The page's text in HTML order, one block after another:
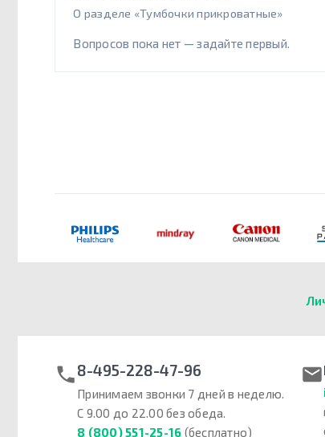
О разделе «Тумбочки прикроватные»
Вопросов пока нет — задайте первый.
8-495-228-47-96
Принимаем звонки 7 дней в неделю.
С 9.00 до 22.00 без обеда.
8 (800) 551-25-16 (бесплатно)